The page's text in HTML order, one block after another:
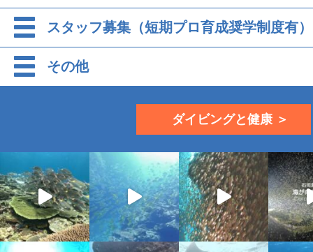
スタッフ募集（短期プロ育成奨学制度有）
その他
ダイビングと健康 ＞